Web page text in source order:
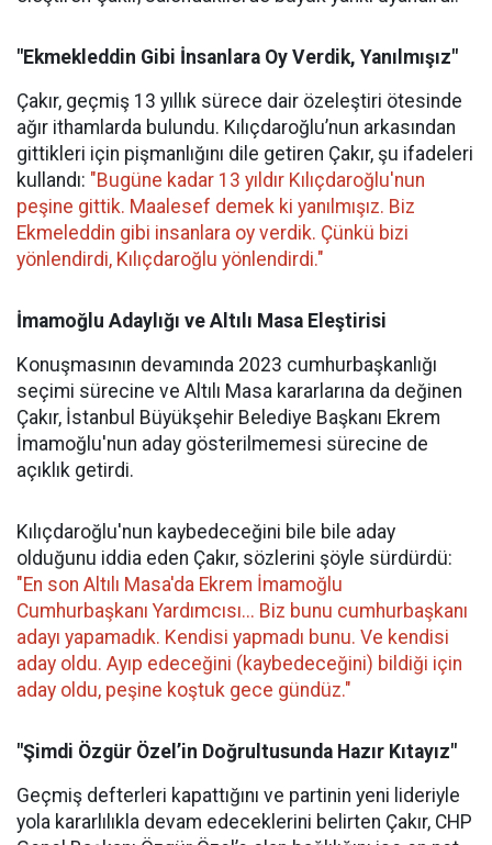
"Ekmekleddin Gibi İnsanlara Oy Verdik, Yanılmışız"
Çakır, geçmiş 13 yıllık sürece dair özeleştiri ötesinde
ağır ithamlarda bulundu. Kılıçdaroğlu’nun arkasından
gittikleri için pişmanlığını dile getiren Çakır, şu ifadeleri
kullandı: "Bugüne kadar 13 yıldır Kılıçdaroğlu'nun
peşine gittik. Maalesef demek ki yanılmışız. Biz
Ekmeleddin gibi insanlara oy verdik. Çünkü bizi
yönlendirdi, Kılıçdaroğlu yönlendirdi."
İmamoğlu Adaylığı ve Altılı Masa Eleştirisi
Konuşmasının devamında 2023 cumhurbaşkanlığı
seçimi sürecine ve Altılı Masa kararlarına da değinen
Çakır, İstanbul Büyükşehir Belediye Başkanı Ekrem
İmamoğlu'nun aday gösterilmemesi sürecine de
açıklık getirdi.
Kılıçdaroğlu'nun kaybedeceğini bile bile aday
olduğunu iddia eden Çakır, sözlerini şöyle sürdürdü:
"En son Altılı Masa'da Ekrem İmamoğlu
Cumhurbaşkanı Yardımcısı... Biz bunu cumhurbaşkanı
adayı yapamadık. Kendisi yapmadı bunu. Ve kendisi
aday oldu. Ayıp edeceğini (kaybedeceğini) bildiği için
aday oldu, peşine koştuk gece gündüz."
"Şimdi Özgür Özel’in Doğrultusunda Hazır Kıtayız"
Geçmiş defterleri kapattığını ve partinin yeni lideriyle
yola kararlılıkla devam edeceklerini belirten Çakır, CHP